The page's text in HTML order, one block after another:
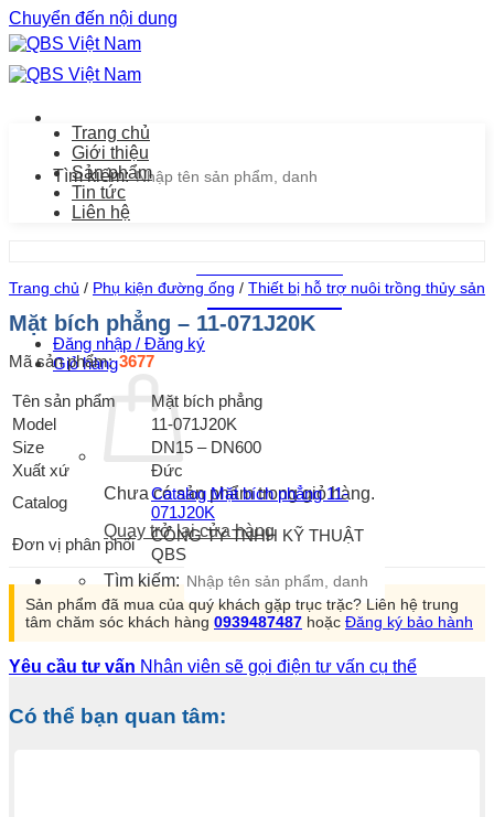
Chuyển đến nội dung
Tìm kiếm:
0939.487.487
Đăng nhập / Đăng ký
Giỏ hàng
Chưa có sản phẩm trong giỏ hàng.
Quay trở lại cửa hàng
Tìm kiếm:
Trang chủ
Giới thiệu
Sản phẩm
Tin tức
Liên hệ
Trang chủ / Phụ kiện đường ống / Thiết bị hỗ trợ nuôi trồng thủy sản
Mặt bích phẳng – 11-071J20K
Mã sản phẩm: 3677
Tên sản phẩm
Mặt bích phẳng
Model
11-071J20K
Size
DN15 – DN600
Xuất xứ
Đức
Catalog
Catalog Mặt bích phẳng 11-
071J20K
Đơn vị phân phối
CÔNG TY TNHH KỸ THUẬT
QBS
Sản phẩm đã mua của quý khách gặp trục trặc? Liên hệ trung
tâm chăm sóc khách hàng 0939487487 hoặc Đăng ký bảo hành
Yêu cầu tư vấn Nhân viên sẽ gọi điện tư vấn cụ thể
Có thể bạn quan tâm: